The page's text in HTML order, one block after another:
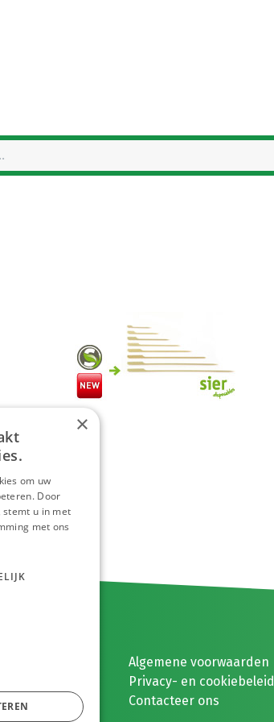
Algemene voorwaarden
Privacy- en cookiebeleid
Contacteer ons
×
om uw
Door
stemt u in met
met ons